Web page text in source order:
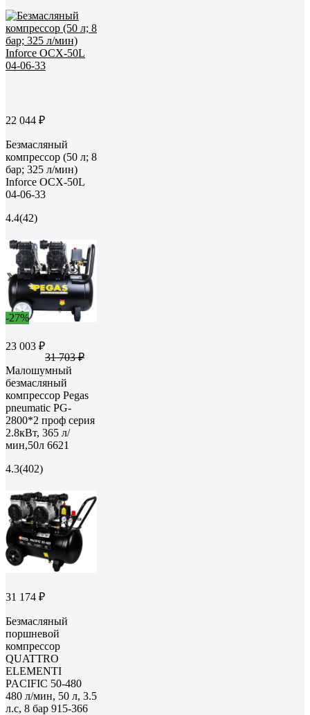
22 044 ₽
Безмасляный
компрессор (50 л; 8
бар; 325 л/мин)
Inforce OCX-50L
04-06-33
4.4(42)
-27%
23 003 ₽
31 703 ₽
Малошумный
безмасляный
компрессор Pegas
pneumatic PG-
2800*2 проф серия
2.8кВт, 365 л/
мин,50л 6621
4.3(402)
31 174 ₽
Безмасляный
поршневой
компрессор
QUATTRO
ELEMENTI
PACIFIC 50-480
480 л/мин, 50 л, 3.5
л.с, 8 бар 915-366